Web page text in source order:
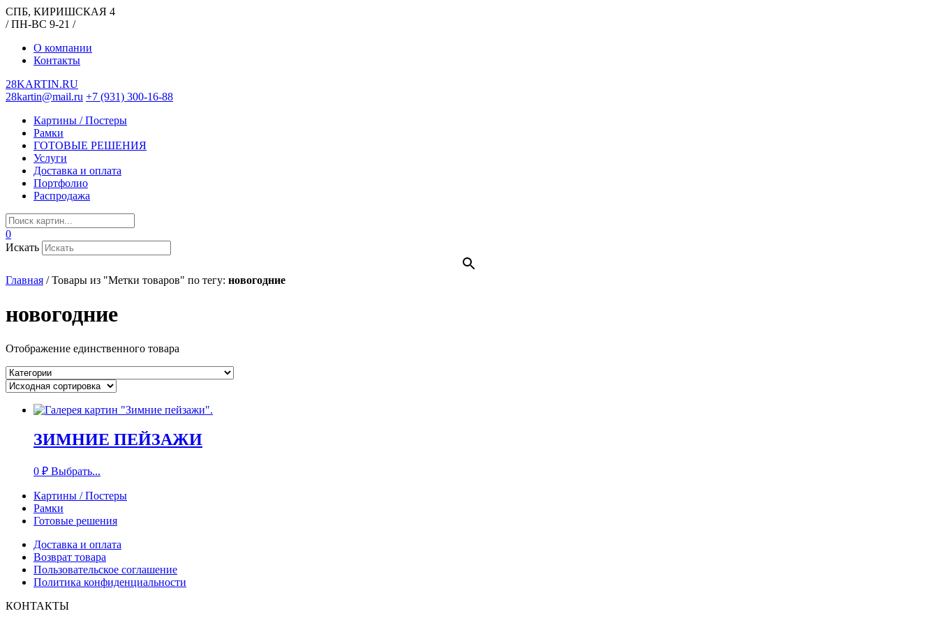
СПБ, КИРИШСКАЯ 4
/ ПН-ВС 9-21 /
О компании
Контакты
28KARTIN.RU
28kartin@mail.ru +7 (931) 300-16-88
Картины / Постеры
Рамки
ГОТОВЫЕ РЕШЕНИЯ
Услуги
Доставка и оплата
Портфолио
Распродажа
0
Искать
Главная /Товары из "Метки товаров" по тегу: новогодние
новогодние
Отображение единственного товара
ЗИМНИЕ ПЕЙЗАЖИ
0 ₽ Выбрать...
Картины / Постеры
Рамки
Готовые решения
Доставка и оплата
Возврат товара
Пользовательское соглашение
Политика конфиденциальности
КОНТАКТЫ